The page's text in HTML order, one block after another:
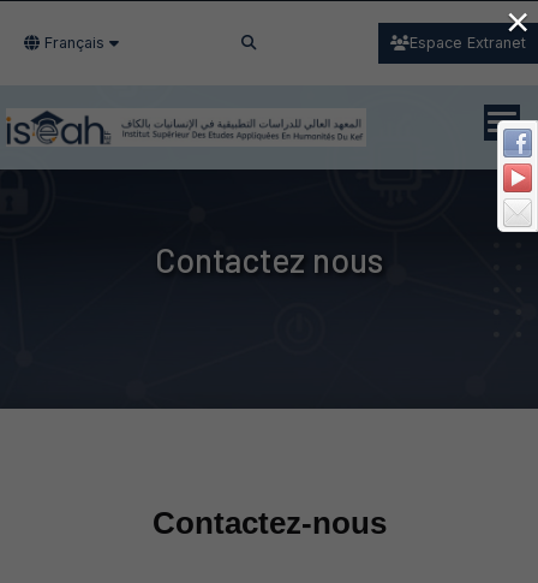
Français Espace Extranet
Contactez nous
Contactez-nous
×